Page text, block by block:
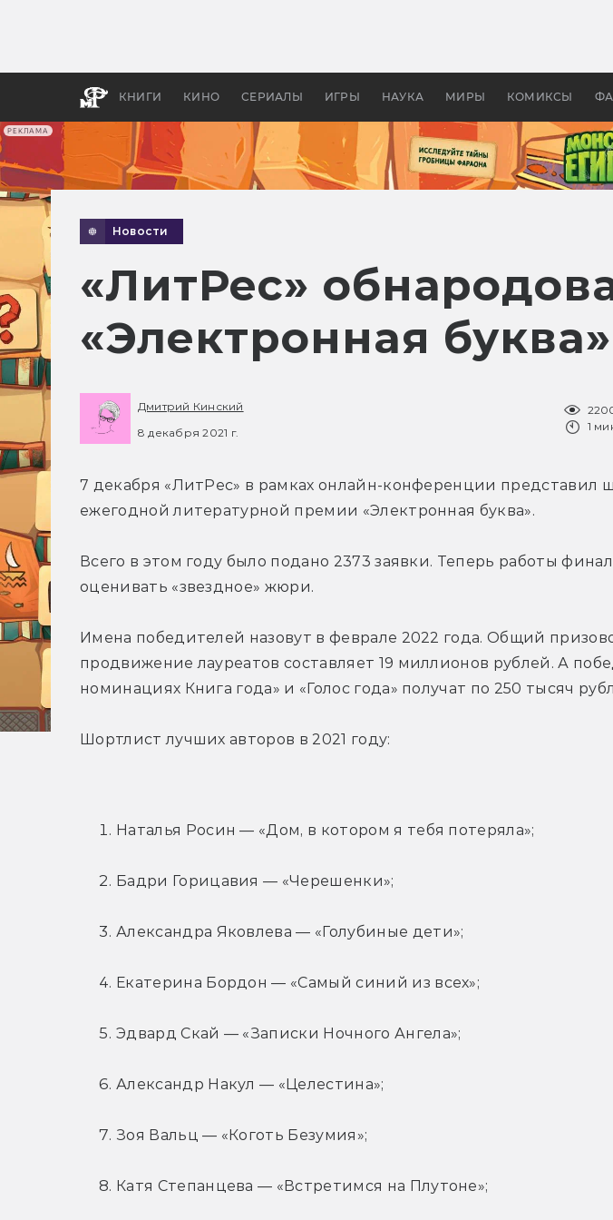
РЕКЛАМА
КНИГИ КИНО СЕРИАЛЫ ИГРЫ НАУКА МИРЫ КОМИКСЫ
апокалипсис, в России —
Новости
«ЛитРес»
«Электронная буква»
Дмитрий Кинский
8 декабря 2021 г.
1
7 декабря «ЛитРес» в рамках онлайн-конференции представил
ежегодной литературной премии «Электронная буква».
Всего в этом году было подано 2373 заявки. Теперь работы
оценивать «звездное» жюри.
Имена победителей назовут в феврале 2022 года. Общий
продвижение лауреатов составляет 19 миллионов рублей. А
номинациях Книга года» и «Голос года» получат по 250 тысяч
Шортлист лучших авторов в 2021 году:
Наталья Росин — «Дом, в котором я тебя потеряла»;
Бадри Горицавия — «Черешенки»;
Александра Яковлева — «Голубиные дети»;
Екатерина Бордон — «Самый синий из всех»;
Эдвард Скай — «Записки Ночного Ангела»;
Александр Накул — «Целестина»;
Зоя Вальц — «Коготь Безумия»;
Катя Степанцева — «Встретимся на Плутоне»;